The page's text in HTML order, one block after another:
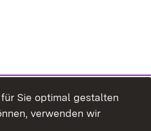
Sie optimal gestalten
verwenden wir